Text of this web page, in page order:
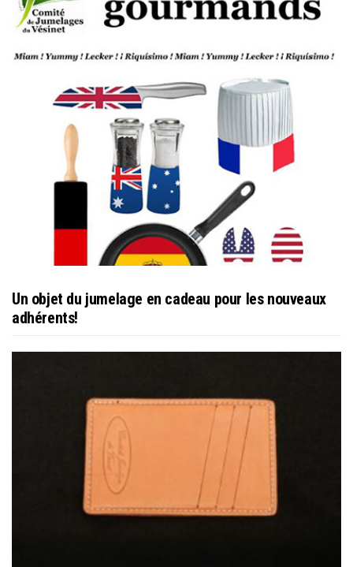
Un objet du jumelage en cadeau pour les nouveaux
adhérents!